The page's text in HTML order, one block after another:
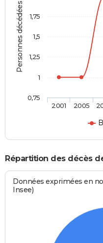
Personnes décédées
2001 2005
0,75
1
1,25
1,5
1,75
Répartition des décès
Données exprimées en
Insee)